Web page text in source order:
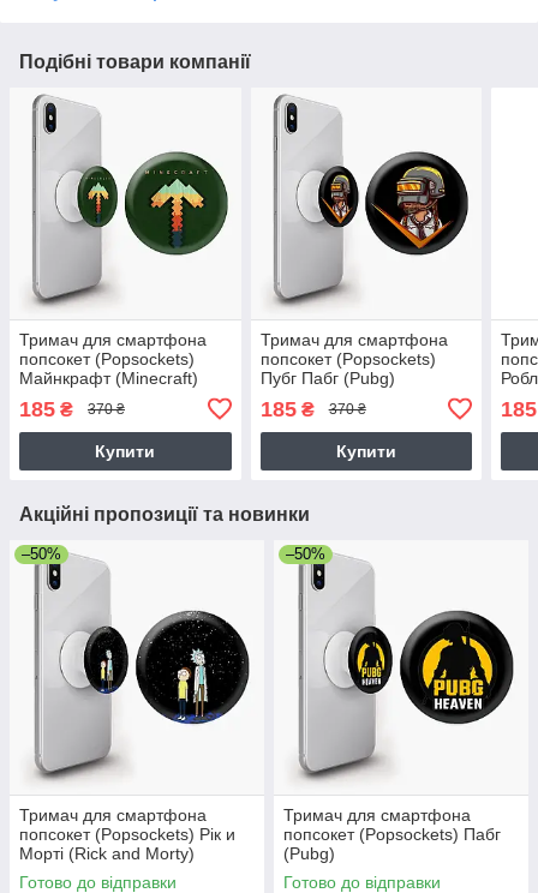
Подібні товари компанії
Тримач для смартфона
попсокет (Popsockets)
Майнкрафт (Minecraft)
185 ₴ 370 ₴
Купити
Тримач для смартфона
попсокет (Popsockets)
Пубг Пабг (Pubg)
185₴ 370 ₴
Купити
185
Акційні пропозиції та новинки
–50%
Тримач для смартфона
попсокет (Popsockets) Рік и
Морті (Rick and Morty)
Готово до відправки
–50%
Тримач для смартфона
попсокет (Popsockets) Пабг
(Pubg)
Готово до відправки